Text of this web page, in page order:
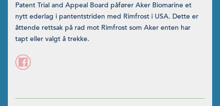
Patent Trial and Appeal Board påfører Aker Biomarine et
nytt ederlag i pantentstriden med Rimfrost i USA. Dette er
åttende rettsak på rad mot Rimfrost som Aker enten har
tapt eller valgt å trekke.